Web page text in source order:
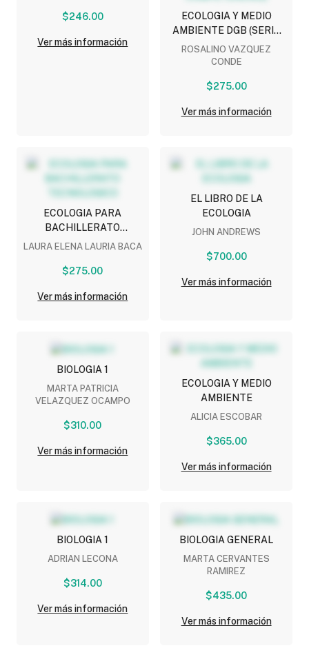
$246.00
Ver más información
ECOLOGIA Y MEDIO
AMBIENTE DGB (SERIE
INTEGRAL POR
COMPETENCIAS)
ROSALINO VAZQUEZ
CONDE
$275.00
Ver más información
ECOLOGIA PARA
BACHILLERATO
TECNOLOGICO
LAURA ELENA LAURIA BACA
$275.00
Ver más información
EL LIBRO DE LA
ECOLOGIA
JOHN ANDREWS
$700.00
Ver más información
BIOLOGIA 1
MARTA PATRICIA
VELAZQUEZ OCAMPO
$310.00
Ver más información
ECOLOGIA Y MEDIO
AMBIENTE
ALICIA ESCOBAR
$365.00
Ver más información
BIOLOGIA 1
ADRIAN LECONA
$314.00
Ver más información
BIOLOGIA GENERAL
MARTA CERVANTES
RAMIREZ
$435.00
Ver más información